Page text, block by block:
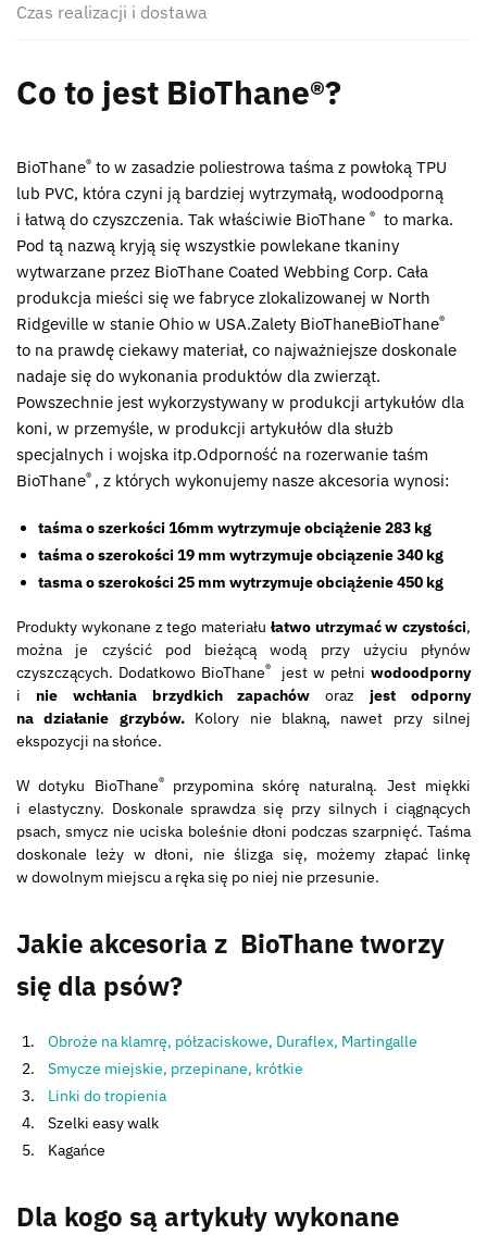
Czas realizacji i dostawa
Co to jest BioThane®?
BioThane® to w zasadzie poliestrowa taśma z powłoką TPU
lub PVC, która czyni ją bardziej wytrzymałą, wodoodporną
i łatwą do czyszczenia. Tak właściwie BioThane ® to marka.
Pod tą nazwą kryją się wszystkie powlekane tkaniny
wytwarzane przez BioThane Coated Webbing Corp. Cała
produkcja mieści się we fabryce zlokalizowanej w North
Ridgeville w stanie Ohio w USA.Zalety BioThaneBioThane®
to na prawdę ciekawy materiał, co najważniejsze doskonale
nadaje się do wykonania produktów dla zwierząt.
Powszechnie jest wykorzystywany w produkcji artykułów dla
koni, w przemyśle, w produkcji artykułów dla służb
specjalnych i wojska itp.Odporność na rozerwanie taśm
BioThane® , z których wykonujemy nasze akcesoria wynosi:
taśma o szerkości 16mm wytrzymuje obciążenie 283 kg
taśma o szerokości 19 mm wytrzymuje obciązenie 340 kg
tasma o szerokości 25 mm wytrzymuje obciążenie 450 kg
Produkty wykonane z tego materiału łatwo utrzymać w czystości,
można je czyścić pod bieżącą wodą przy użyciu płynów
czyszczących. Dodatkowo BioThane® jest w pełni wodoodporny
i nie wchłania brzydkich zapachóworaz jest odporny
na działanie grzybów. Kolory nie blakną, nawet przy silnej
ekspozycji na słońce.
W dotyku BioThane® przypomina skórę naturalną. Jest miękki
i elastyczny. Doskonale sprawdza się przy silnych i ciągnących
psach, smycz nie uciska boleśnie dłoni podczas szarpnięć. Taśma
doskonale leży w dłoni, nie ślizga się, możemy złapać linkę
w dowolnym miejscu a ręka się po niej nie przesunie.
Jakie akcesoria z BioThane tworzy
się dla psów?
Obroże na klamrę, półzaciskowe, Duraflex, Martingalle
Smycze miejskie, przepinane, krótkie
Linki do tropienia
Szelki easy walk
Kagańce
Dla kogo są artykuły wykonane